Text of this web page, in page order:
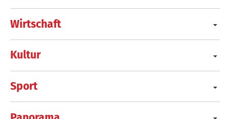
Wirtschaft
Kultur
Sport